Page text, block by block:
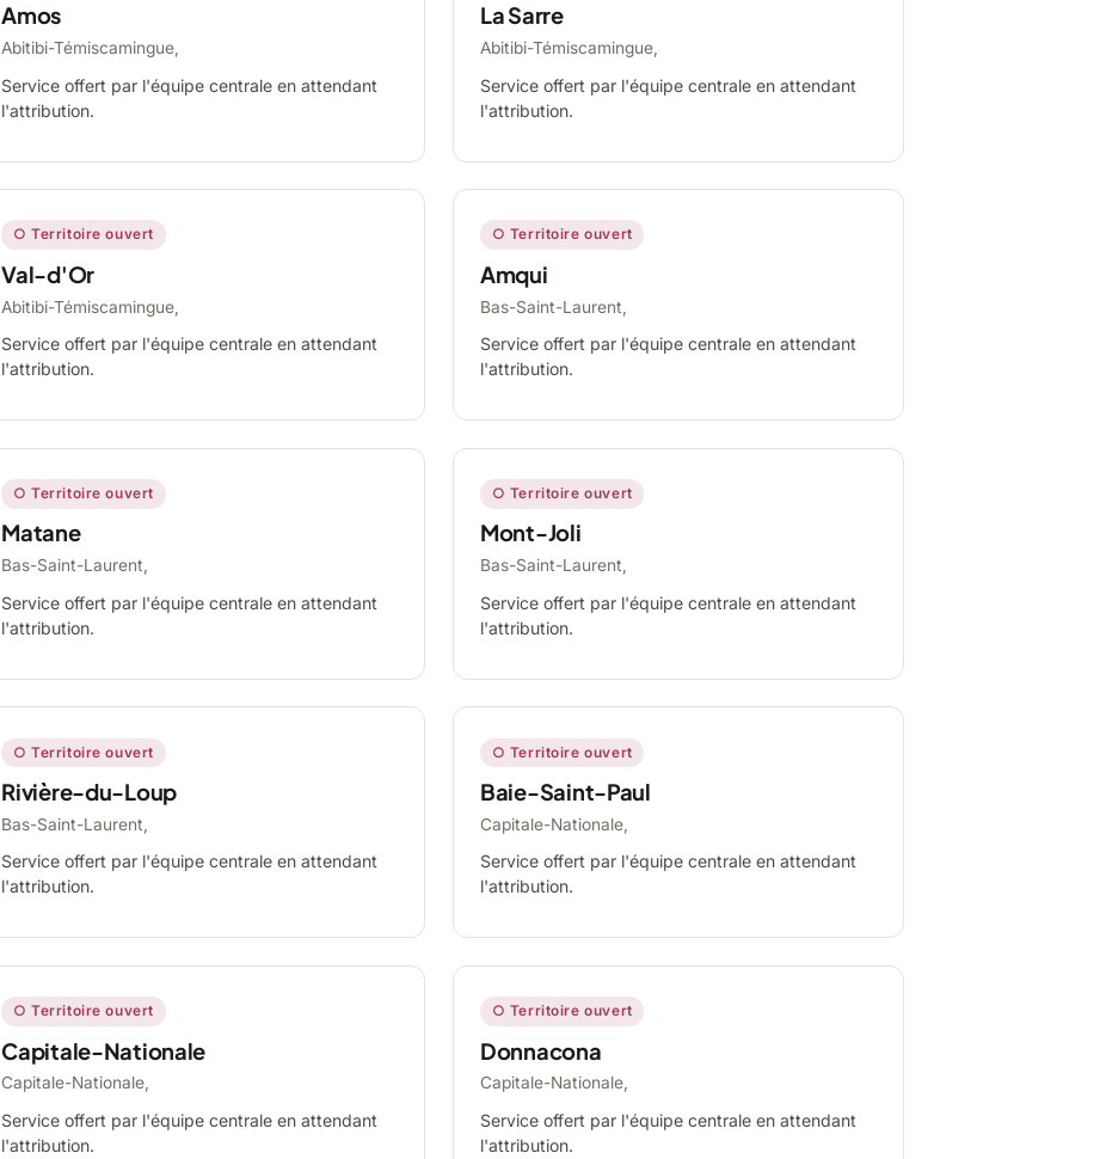
Amos
Abitibi-Témiscamingue,
Service offert par l'équipe centrale en attendant
l'attribution.
La Sarre
Abitibi-Témiscamingue,
Service offert par l'équipe centrale en attendant
l'attribution.
○ Territoire ouvert
Val-d'Or
Abitibi-Témiscamingue,
Service offert par l'équipe centrale en attendant
l'attribution.
○ Territoire ouvert
Amqui
Bas-Saint-Laurent,
Service offert par l'équipe centrale en attendant
l'attribution.
○ Territoire ouvert
Matane
Bas-Saint-Laurent,
Service offert par l'équipe centrale en attendant
l'attribution.
○ Territoire ouvert
Mont-Joli
Bas-Saint-Laurent,
Service offert par l'équipe centrale en attendant
l'attribution.
○ Territoire ouvert
Rivière-du-Loup
Bas-Saint-Laurent,
Service offert par l'équipe centrale en attendant
l'attribution.
○ Territoire ouvert
Baie-Saint-Paul
Capitale-Nationale,
Service offert par l'équipe centrale en attendant
l'attribution.
○ Territoire ouvert
Capitale-Nationale
Capitale-Nationale,
Service offert par l'équipe centrale en attendant
l'attribution.
○ Territoire ouvert
Donnacona
Capitale-Nationale,
Service offert par l'équipe centrale en attendant
l'attribution.